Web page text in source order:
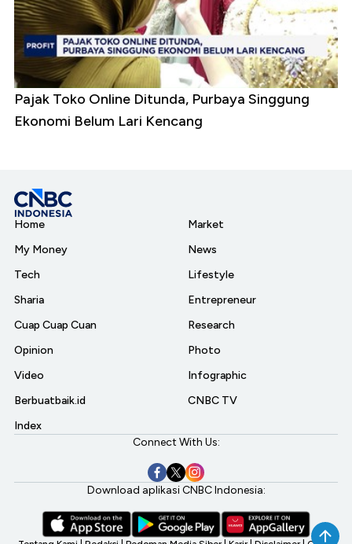
Pajak Toko Online Ditunda, Purbaya Singgung
Ekonomi Belum Lari Kencang
Home
My Money
Tech
Sharia
Cuap Cuap Cuan
Opinion
Video
Berbuatbaik.id
Index
Market
News
Lifestyle
Entrepreneur
Research
Photo
Infographic
CNBC TV
Connect With Us:
Download aplikasi CNBC Indonesia: